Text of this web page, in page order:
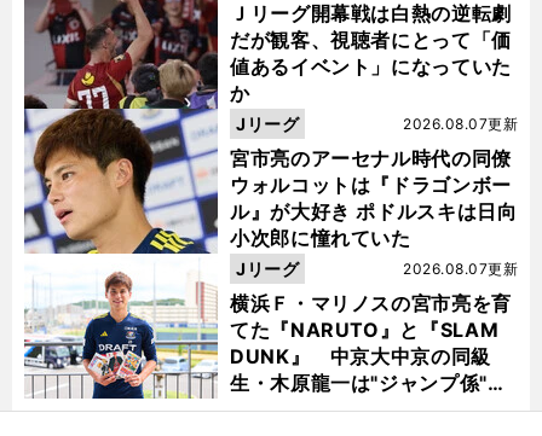
Ｊリーグ開幕戦は白熱の逆転劇
だが観客、視聴者にとって「価
値あるイベント」になっていた
か
宮市亮のアーセナル時代の同僚
ウォルコットは『ドラゴンボー
ル』が大好き ポドルスキは日向
小次郎に憧れていた
2026.08.07更新
Jリーグ
横浜Ｆ・マリノスの宮市亮を育
てた『NARUTO』と『SLAM
DUNK』 中京大中京の同級
生・木原龍一は"ジャンプ係"だ
った
2026.08.07更新
Jリーグ